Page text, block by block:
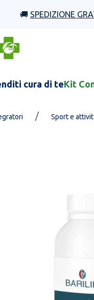
🚚 SPEDIZIONE
cura di teKit
/ Sport e